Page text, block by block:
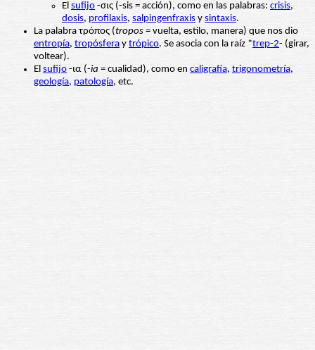
El sufijo -σις (-sis = acción), como en las palabras: crisis,
dosis, profilaxis, salpingenfraxis y sintaxis.
La palabra τρόπος (tropos = vuelta, estilo, manera) que nos dio
entropía, tropósfera y trópico. Se asocia con la raíz *trep-2- (girar,
voltear).
El sufijo -ια (-ia = cualidad), como en caligrafía, trigonometría,
geología, patología, etc.